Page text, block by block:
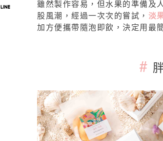
雖然製作容易，但水果的準備及
股風潮，經過一次次的嘗試， 淡
加方便攜帶隨泡即飲，決定用最
#